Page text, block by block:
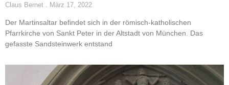
Claus Bernet März 17, 2022
Der Martinsaltar befindet sich in der römisch-katholischen
Pfarrkirche von Sankt Peter in der Altstadt von München. Das
gefasste Sandsteinwerk entstand